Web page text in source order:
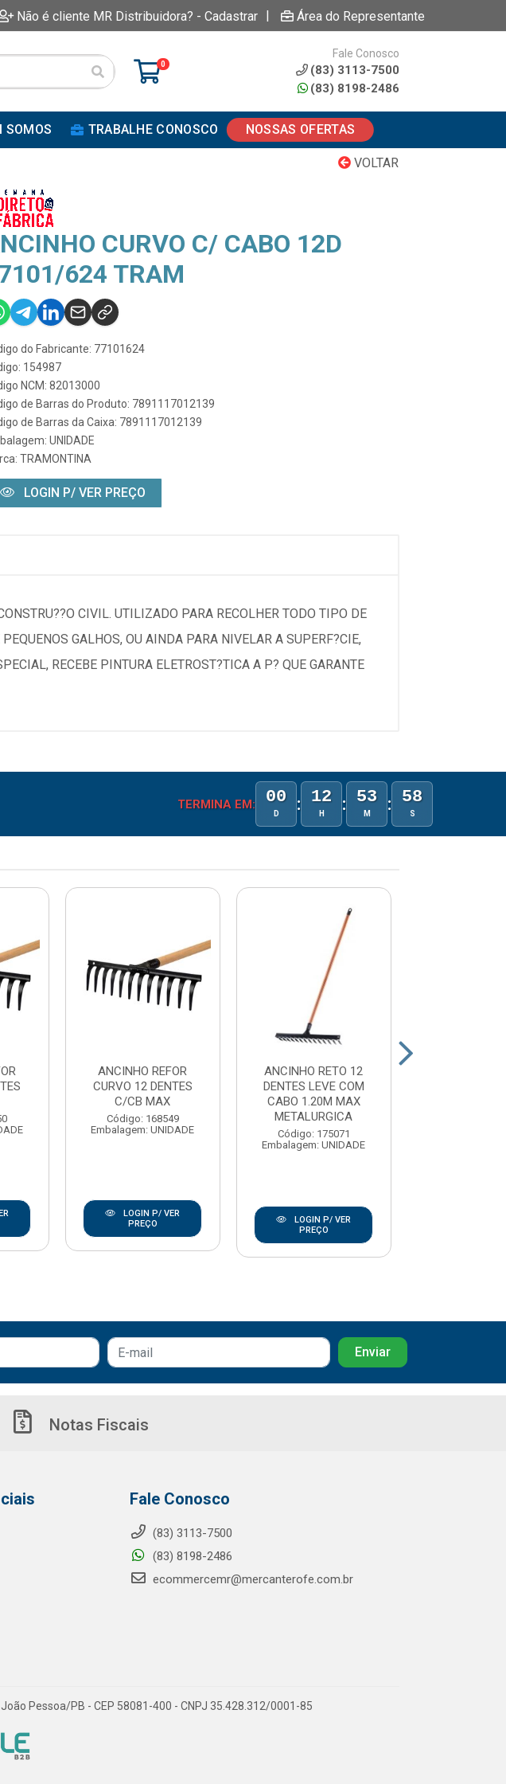
Não é cliente MR Distribuidora? - Cadastrar | Área do Representante
0
Fale Conosco
(83) 3113-7500
(83) 8198-2486
SOMOS TRABALHE CONOSCO NOSSAS OFERTAS
VOLTAR
CURVO C/ CABO 12D
624 TRAM
do Fabricante: 77101624
154987
NCM: 82013000
de Barras do Produto: 7891117012139
de Barras da Caixa: 7891117012139
UNIDADE
TRAMONTINA
LOGIN P/ VER PREÇO
CIVIL. UTILIZADO PARA RECOLHER TODO TIPO DE
GALHOS, OU AINDA PARA NIVELAR A SUPERF?CIE,
RECEBE PINTURA ELETROST?TICA A P? QUE GARANTE
TERMINA EM: 00
D : 12
H : 53
M : 58
S
ANCINHO REFOR
CURVO 12 DENTES
C/CB MAX
Código: 168549
Embalagem: UNIDADE
LOGIN P/ VER
PREÇO
ANCINHO RETO 12
DENTES LEVE COM
CABO 1.20M MAX
METALURGICA
Código: 175071
Embalagem: UNIDADE
LOGIN P/ VER
PREÇO
Notas Fiscais
Fale Conosco
(83) 3113-7500
(83) 8198-2486
ecommercemr@mercanterofe.com.br
Pessoa/PB - CEP 58081-400 - CNPJ 35.428.312/0001-85